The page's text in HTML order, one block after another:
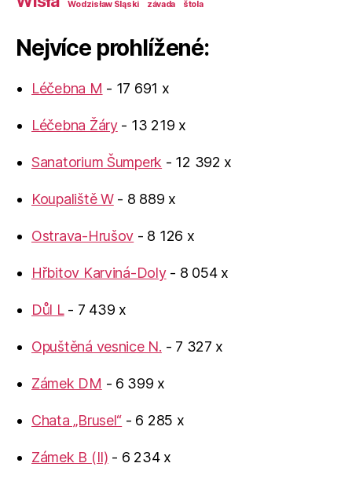
Wodzisław Śląski závada štola
Nejvíce prohlížené:
Léčebna M - 17 691 x
Léčebna Žáry- 13 219 x
Sanatorium Šumperk - 12 392 x
Koupaliště W- 8 889 x
Ostrava-Hrušov - 8 126 x
Hřbitov Karviná-Doly- 8 054 x
Důl L- 7 439 x
Opuštěná vesnice N. - 7 327 x
Zámek DM - 6 399 x
Chata „Brusel“ - 6 285 x
Zámek B (II) - 6 234 x